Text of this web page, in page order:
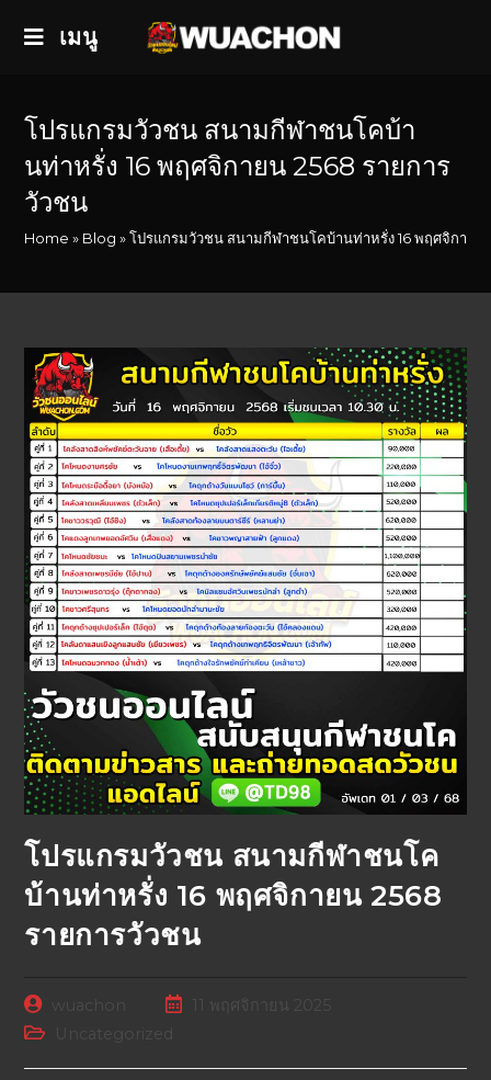
เมนู
โปรแกรมวัวชน สนามกีฬาชนโคบ้า
นท่าหรั่ง 16 พฤศจิกายน 2568 รายการ
วัวชน
Home » Blog »โปรแกรมวัวชน สนามกีฬาชนโคบ้านท่าหรั่ง 16 พฤศจิกายน
โปรแกรมวัวชน สนามกีฬาชนโค
บ้านท่าหรั่ง 16 พฤศจิกายน 2568
รายการวัวชน
11 พฤศจิกายน 2025
Uncategorized